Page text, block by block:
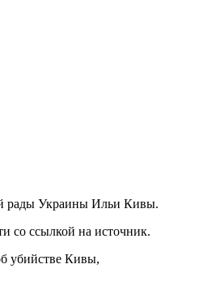
рады Украины Ильи Кивы.
со ссылкой на источник.
убийстве Кивы,